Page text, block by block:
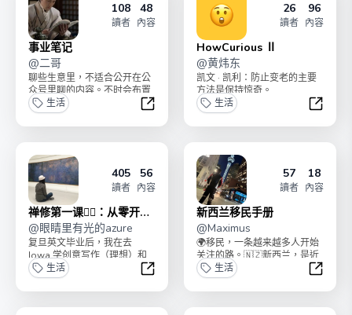
108
讀者
48
內容
事业笔记
@二哥
聊些生意里，不适合公开在公
众号里聊的内容。不时会布置
一些专项的生意训练题。如果
你根据阅读的内容，有启...
生活
事业笔记
26
讀者
96
內容
HowCurious Ⅱ
@黄炜东
凯文 · 凯利：防止变老的主要
方法是保持惊奇。
生活
405
讀者
56
內容
禅修第一课🧘‍♀️：从零开启
冥想+366天练习
@眼睛里有光的azure
复旦英文毕业后，我在去
Iowa 学创意写作（理想）和
工作赚钱（现实）间选择了后
者。拿着不错的薪水，...
生活
禅修第一课🧘‍♀️：从零开启冥想+366
57
讀者
18
內容
新西兰移民手册
@Maximus
🌍移民，一条越来越多人开始
关注的路。🇳🇿新西兰，是近
几年最热门的地区之一。如果
你也对工作环境失...
生活
新西